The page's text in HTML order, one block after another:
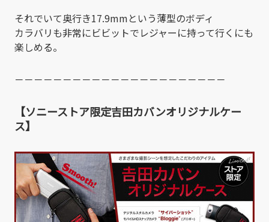
それでいて奥行き17.9mmという薄型のボディ
カラバリも非常にビビットでレジャーに持って行くにも
楽しめる。
－－－－－－－－－－－－－－－－－－－－－－
【ソニーストア限定吉田カバンオリジナルケー
ス】